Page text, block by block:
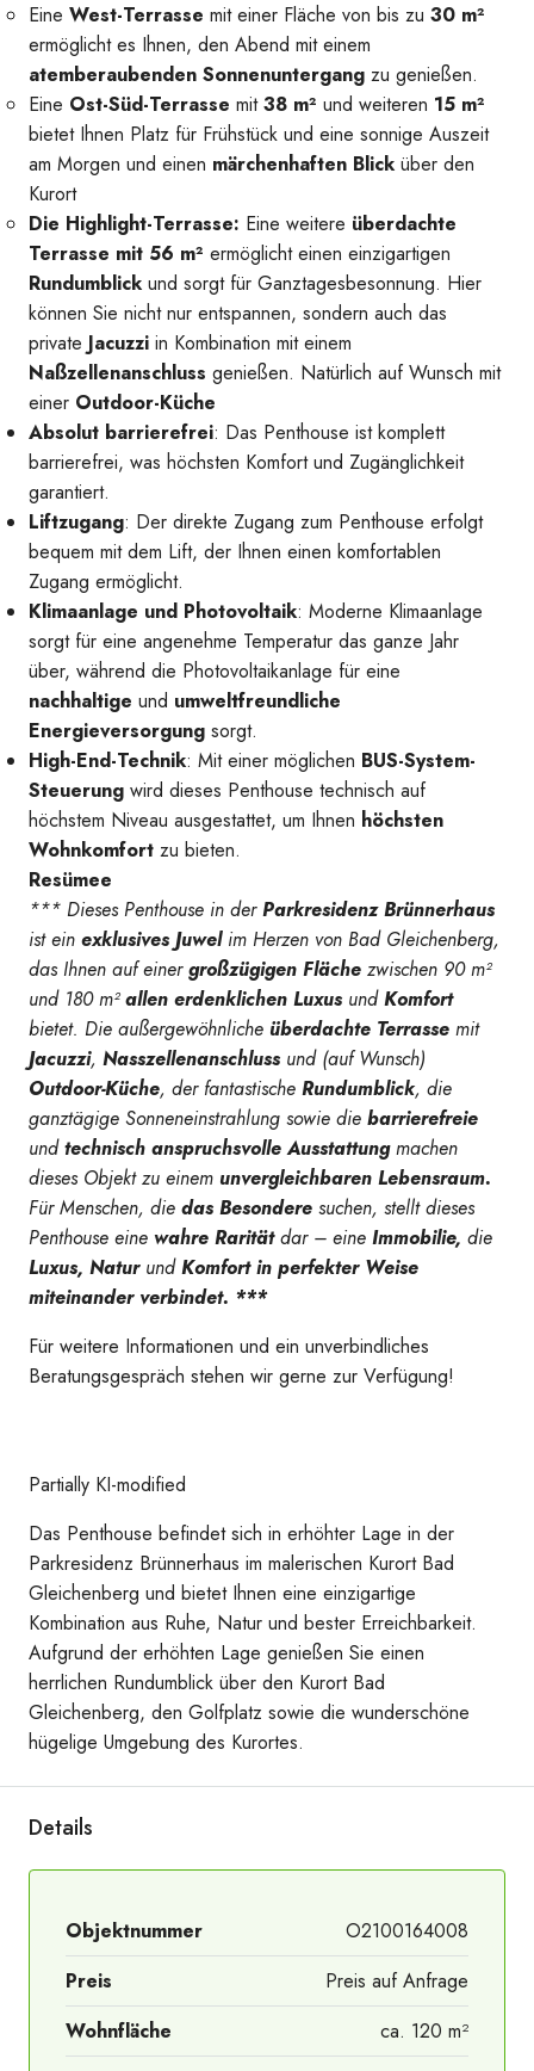
Ausblick über den Ort und die Umgebung
Eine West-Terrasse mit einer Fläche von bis zu 30 m²
ermöglicht es Ihnen, den Abend mit einem
atemberaubenden Sonnenuntergang zu genießen.
Eine Ost-Süd-Terrasse mit38 m² und weiteren 15 m²
bietet Ihnen Platz für Frühstück und eine sonnige Auszeit
am Morgen und einen märchenhaften Blick über den
Kurort
Die Highlight-Terrasse: Eine weitere überdachte
Terrasse mit 56 m² ermöglicht einen einzigartigen
Rundumblick und sorgt für Ganztagesbesonnung. Hier
können Sie nicht nur entspannen, sondern auch das
private Jacuzzi in Kombination mit einem
Naßzellenanschluss genießen. Natürlich auf Wunsch mit
einer Outdoor-Küche
Absolut barrierefrei: Das Penthouse ist komplett
barrierefrei, was höchsten Komfort und Zugänglichkeit
garantiert.
Liftzugang: Der direkte Zugang zum Penthouse erfolgt
bequem mit dem Lift, der Ihnen einen komfortablen
Zugang ermöglicht.
Klimaanlage und Photovoltaik: Moderne Klimaanlage
sorgt für eine angenehme Temperatur das ganze Jahr
über, während die Photovoltaikanlage für eine
nachhaltige und umweltfreundliche
Energieversorgung sorgt.
High-End-Technik: Mit einer möglichen BUS-System-
Steuerung wird dieses Penthouse technisch auf
höchstem Niveau ausgestattet, um Ihnen höchsten
Wohnkomfort zu bieten.
Resümee
*** Dieses Penthouse in derParkresidenz Brünnerhaus
ist ein exklusives Juwelim Herzen von Bad Gleichenberg,
das Ihnen auf einergroßzügigen Fläche zwischen 90 m²
und 180 m²allen erdenklichen Luxus undKomfort
bietet. Die außergewöhnliche überdachte Terrasse mit
Jacuzzi, Nasszellenanschluss und (auf Wunsch)
Outdoor-Küche, der fantastische Rundumblick, die
ganztägige Sonneneinstrahlung sowie die barrierefreie
undtechnisch anspruchsvolle Ausstattungmachen
dieses Objekt zu einem unvergleichbaren Lebensraum.
Für Menschen, die das Besondere suchen, stellt dieses
Penthouse eine wahre Raritätdar – eine Immobilie, die
Luxus, NaturundKomfort in perfekter Weise
miteinander verbindet. ***
Für weitere Informationen und ein unverbindliches
Beratungsgespräch stehen wir gerne zur Verfügung!
Partially KI-modified
Das Penthouse befindet sich in erhöhter Lage in der
Parkresidenz Brünnerhaus im malerischen Kurort Bad
Gleichenberg und bietet Ihnen eine einzigartige
Kombination aus Ruhe, Natur und bester Erreichbarkeit.
Aufgrund der erhöhten Lage genießen Sie einen
herrlichen Rundumblick über den Kurort Bad
Gleichenberg, den Golfplatz sowie die wunderschöne
hügelige Umgebung des Kurortes.
Details
Objektnummer
O2100164008
Preis
Preis auf Anfrage
Wohnfläche
ca. 120 m²